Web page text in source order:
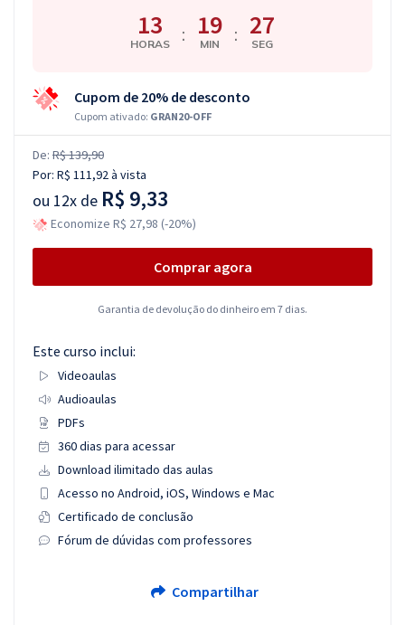
13
HORAS : 19
MIN : 26
SEG
Cupom de 20% de desconto
Cupom ativado: GRAN20-OFF
De: R$ 139,90
Por: R$ 111,92à vista
ou 12x de R$ 9,33
Economize R$ 27,98 (-20%)
Comprar agora
Garantia de devolução do dinheiro em 7 dias.
Este curso inclui:
Videoaulas
Audioaulas
PDFs
360 dias para acessar
Download ilimitado das aulas
Acesso no Android, iOS, Windows e Mac
Certificado de conclusão
Fórum de dúvidas com professores
Compartilhar